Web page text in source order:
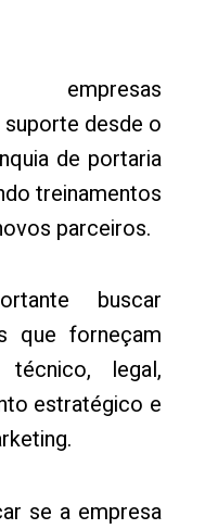
empresas
desde o
de portaria
treinamentos
parceiros.
buscar
que forneçam
legal,
estratégico e
se a empresa